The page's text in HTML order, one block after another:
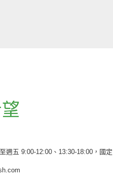
週五 9:00-12:00、13:30-18:00，國定